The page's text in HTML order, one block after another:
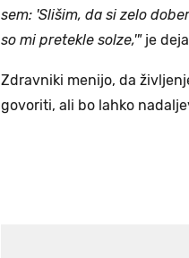
sem: 'Slišim, da si zelo
so mi pretekle solze,'"je
Zdravniki menijo, da
govoriti, ali bo lahko